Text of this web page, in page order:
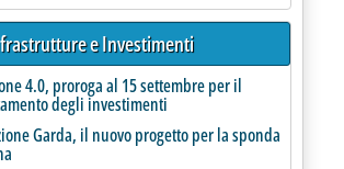
e Investimenti
4.0, proroga al 15 settembre per il
degli investimenti
Garda, il nuovo progetto per la sponda